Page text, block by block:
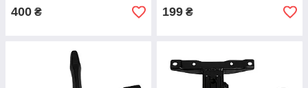
400 ₴ 199 ₴